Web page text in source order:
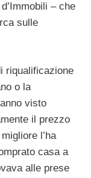
– che
sulle
riqualificazione
o la
visto
il prezzo
l’ha
casa a
alle prese